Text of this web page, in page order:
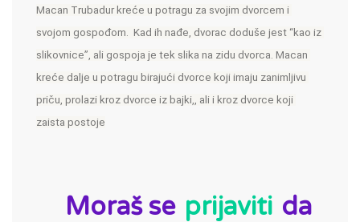
Macan Trubadur kreće u potragu za svojim dvorcem i
svojom gospođom.  Kad ih nađe, dvorac doduše jest “kao iz
slikovnice”, ali gospoja je tek slika na zidu dvorca. Macan
kreće dalje u potragu birajući dvorce koji imaju zanimljivu
priču, prolazi kroz dvorce iz bajki,, ali i kroz dvorce koji
zaista postoje
Moraš se prijaviti da